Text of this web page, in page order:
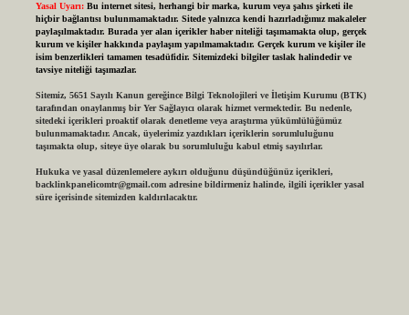
Yasal Uyarı: Bu internet sitesi, herhangi bir marka, kurum veya şahıs şirketi ile
hiçbir bağlantısı bulunmamaktadır. Sitede yalnızca kendi hazırladığımız makaleler
paylaşılmaktadır. Burada yer alan içerikler haber niteliği taşımamakta olup, gerçek
kurum ve kişiler hakkında paylaşım yapılmamaktadır. Gerçek kurum ve kişiler ile
isim benzerlikleri tamamen tesadüfidir. Sitemizdeki bilgiler taslak halindedir ve
tavsiye niteliği taşımazlar.
Sitemiz, 5651 Sayılı Kanun gereğince Bilgi Teknolojileri ve İletişim Kurumu (BTK)
tarafından onaylanmış bir Yer Sağlayıcı olarak hizmet vermektedir. Bu nedenle,
sitedeki içerikleri proaktif olarak denetleme veya araştırma yükümlülüğümüz
bulunmamaktadır. Ancak, üyelerimiz yazdıkları içeriklerin sorumluluğunu
taşımakta olup, siteye üye olarak bu sorumluluğu kabul etmiş sayılırlar.
Hukuka ve yasal düzenlemelere aykırı olduğunu düşündüğünüz içerikleri,
backlinkpanelicomtr@gmail.comadresine bildirmeniz halinde, ilgili içerikler yasal
süre içerisinde sitemizden kaldırılacaktır.